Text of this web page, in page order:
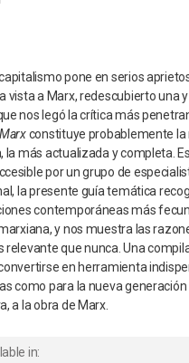
pone en serios
vista a Marx, redescubierto una
nos legó la crítica más
constituye probablemente la
la más actualizada y completa.
por un grupo de
la presente guía temática
contemporáneas más
y nos muestra las
relevante que nunca. Una
en herramienta
como para la nueva
a la obra de Marx.
in: